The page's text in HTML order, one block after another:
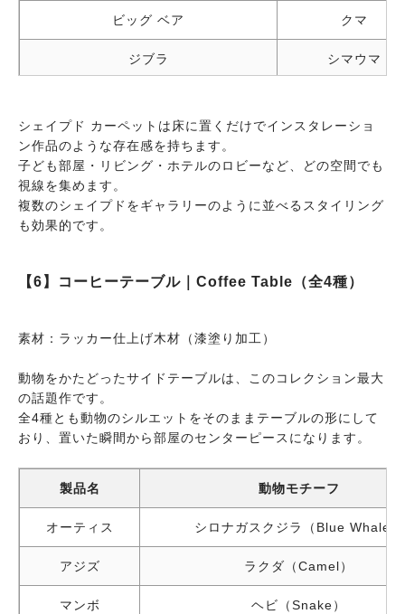
ビッグ ベア クマ
ジブラ シマウマ
ゴリーロ
レオ ライオン
ジーラ キリン
シェイプド カーペットは床に置くだけでインスタレーショ
ン作品のような存在感を持ちます。
子ども部屋・リビング・ホテルのロビーなど、どの空間でも
視線を集めます。
複数のシェイプドをギャラリーのように並べるスタイリング
も効果的です。
【6】コーヒーテーブル｜Coffee Table（全4種）
素材：ラッカー仕上げ木材（漆塗り加工）
動物をかたどったサイドテーブルは、このコレクション最大
の話題作です。
全4種とも動物のシルエットをそのままテーブルの形にして
おり、置いた瞬間から部屋のセンターピースになります。
製品名 動物モチーフ
オーティス シロナガスクジラ（Blue Whale）
アジズ ラクダ（Camel）
マンボ ヘビ（Snake）